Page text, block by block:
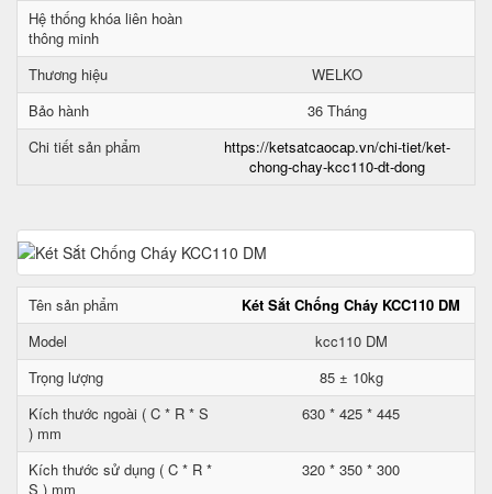
Hệ thống khóa liên hoàn
thông minh
Thương hiệu
WELKO
Bảo hành
36 Tháng
Chi tiết sản phẩm
https://ketsatcaocap.vn/chi-tiet/ket-
chong-chay-kcc110-dt-dong
Tên sản phẩm
Két Sắt Chống Cháy KCC110 DM
Model
kcc110 DM
Trọng lượng
85 ± 10kg
Kích thước ngoài ( C * R * S
) mm
630 * 425 * 445
Kích thước sử dụng ( C * R *
S ) mm
320 * 350 * 300